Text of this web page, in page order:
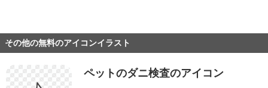
その他の無料のアイコンイラスト
ペットのダニ検査のアイコン